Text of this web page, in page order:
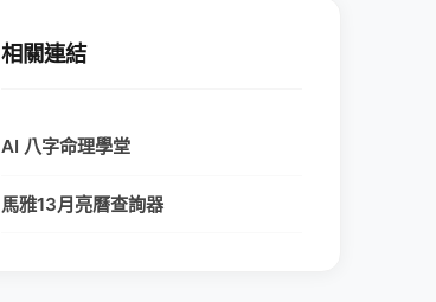
相關連結
AI 八字命理學堂
馬雅13月亮曆查詢器